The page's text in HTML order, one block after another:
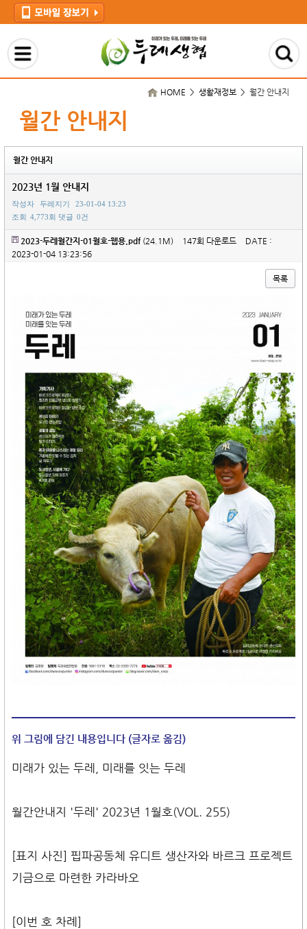
월간 안내지
HOME > 생활재정보 > 월간 안내지
월간 안내지
2023년 1월 안내지
작성자 두레지기
23-01-04 13:23
조회 4,773회 댓글 0건
2023-두레월간지-01월호-웹용.pdf(24.1M) 147회 다운로드
DATE :
2023-01-04 13:23:56
목록
위 그림에 담긴 내용입니다 (글자로 옮김)
미래가 있는 두레, 미래를 잇는 두레
월간안내지 '두레' 2023년 1월호(VOL. 255)
[표지 사진] 핍파공동체 유디트 생산자와 바르크 프로젝트
기금으로 마련한 카라바오
[이번 호 차례]